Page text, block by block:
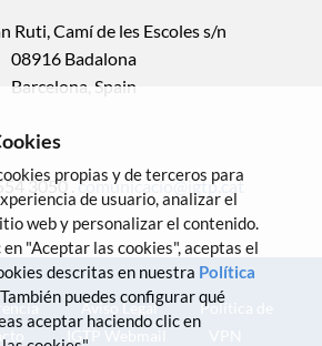
Ruti, Camí de les Escoles s/n
08916 Badalona
Barcelona, Spain
3050 .comunicacio@igtp.cat
Aviso Legal
Política de
IGTP Webmail
propias y de terceros para
de usuario, analizar el
web y personalizar el contenido.
"Aceptar las cookies", aceptas el
descritas en nuestra Política
puedes configurar qué
aceptar haciendo clic en